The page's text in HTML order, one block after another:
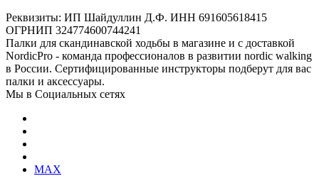
Реквизиты: ИП Шайдуллин Д.Ф. ИНН 691605618415
ОГРНИП 324774600744241
Палки для скандинавской ходьбы в магазине и с доставкой
NordicPro - команда профессионалов в развитии nordic walking
в России. Сертифицированные инструкторы подберут для вас
палки и аксессуары.
Мы в Социальных сетях
MAX